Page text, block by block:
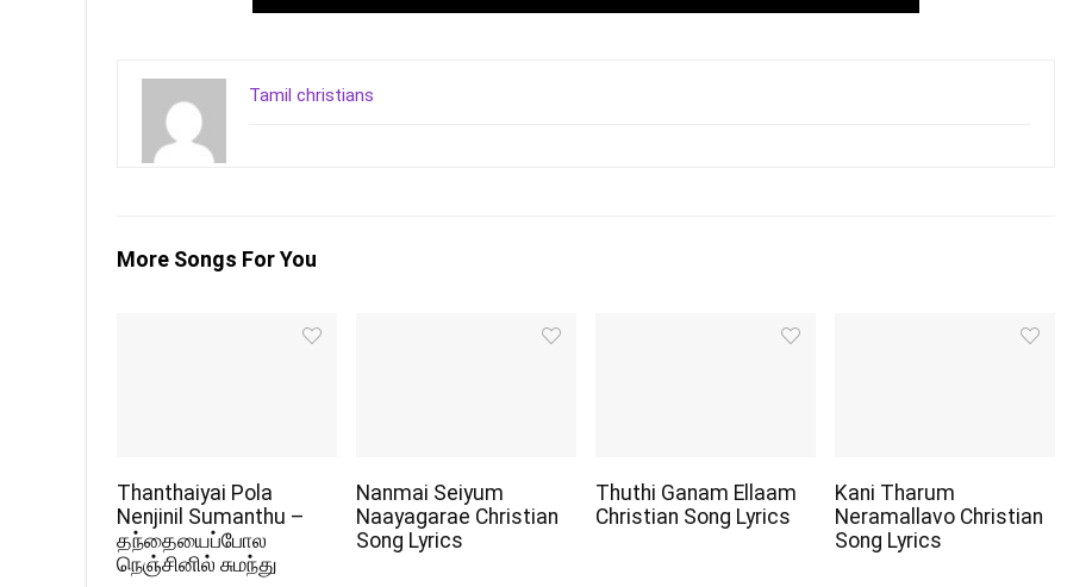
Tamil christians
More Songs For You
Thanthaiyai Pola
Nenjinil Sumanthu –
தந்தையைப்போல
நெஞ்சினில் சுமந்து
Nanmai Seiyum
Naayagarae Christian
Song Lyrics
Thuthi Ganam Ellaam
Christian Song Lyrics
Kani Tharum
Neramallavo Christian
Song Lyrics